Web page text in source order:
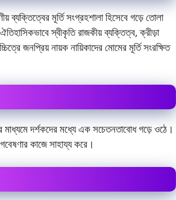
ব্যক্তিত্বের মূর্তি সংগ্রহশালা হিসেবে গড়ে তোলা
স্বীকৃতি রাজকীয় ব্যক্তিত্ব, ক্রীড়া
জনপ্রিয় নায়ক নায়িকাদের মোমের মূর্তি সংরক্ষিত
মাধ্যমে দর্শকদের মধ্যে এক সচেতনতাবোধ গড়ে ওঠে।
কাজে সাহায্য করে।